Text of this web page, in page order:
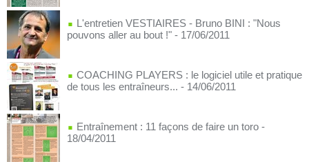
L'entretien VESTIAIRES - Bruno BINI : "Nous
pouvons aller au bout !" - 17/06/2011
COACHING PLAYERS : le logiciel utile et pratique
de tous les entraîneurs... - 14/06/2011
Entraînement : 11 façons de faire un toro -
18/04/2011